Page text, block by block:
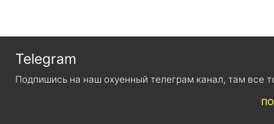
Telegram
Подпишись на наш охуенный телеграм канал, там все